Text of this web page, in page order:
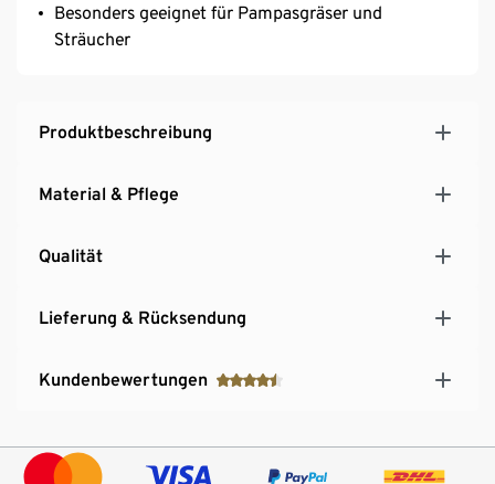
Besonders geeignet für Pampasgräser und
Sträucher
Produktbeschreibung
Material & Pflege
Qualität
Lieferung & Rücksendung
Kundenbewertungen